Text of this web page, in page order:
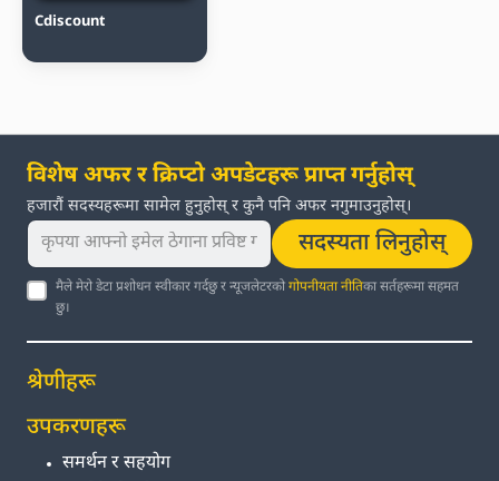
Cdiscount
विशेष अफर र क्रिप्टो अपडेटहरू प्राप्त गर्नुहोस्
हजारौं सदस्यहरूमा सामेल हुनुहोस् र कुनै पनि अफर नगुमाउनुहोस्।
सदस्यता लिनुहोस्
मैले मेरो डेटा प्रशोधन स्वीकार गर्दछु र न्यूजलेटरकोगोपनीयता नीतिका सर्तहरूमा सहमत
छु।
श्रेणीहरू
उपकरणहरू
समर्थन र सहयोग